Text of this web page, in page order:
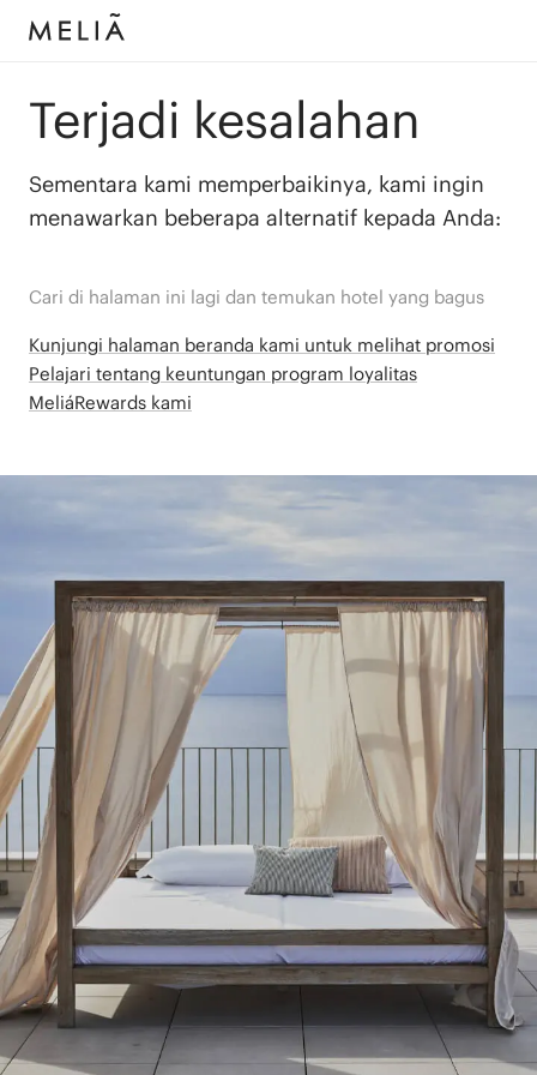
Terjadi kesalahan
Sementara kami memperbaikinya, kami ingin
menawarkan beberapa alternatif kepada Anda:
Cari di halaman ini lagi dan temukan hotel yang bagus
Kunjungi halaman beranda kami untuk melihat promosi
Pelajari tentang keuntungan program loyalitas
MeliáRewards kami